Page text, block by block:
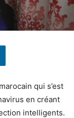
qui s’est
en créant
intelligents.